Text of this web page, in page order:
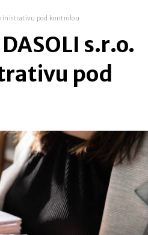
pod kontrolou
s.r.o.
pod